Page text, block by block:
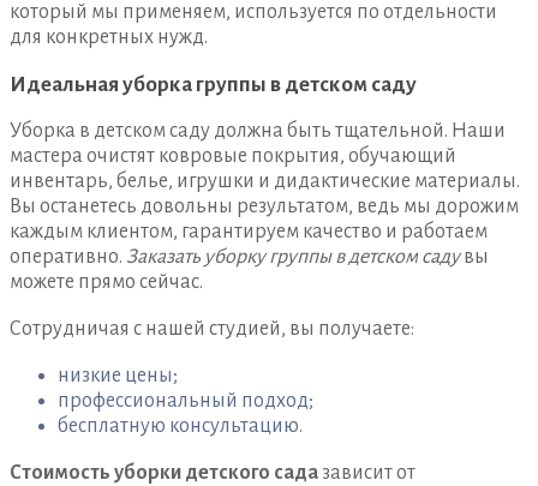
который мы применяем, используется по отдельности
для конкретных нужд.
Идеальная уборка группы в детском саду
Уборка в детском саду должна быть тщательной. Наши
мастера очистят ковровые покрытия, обучающий
инвентарь, белье, игрушки и дидактические материалы.
Вы останетесь довольны результатом, ведь мы дорожим
каждым клиентом, гарантируем качество и работаем
оперативно. Заказать уборку группы в детском садувы
можете прямо сейчас.
Сотрудничая с нашей студией, вы получаете:
низкие цены;
профессиональный подход;
бесплатную консультацию.
Стоимость уборки детского сада зависит от